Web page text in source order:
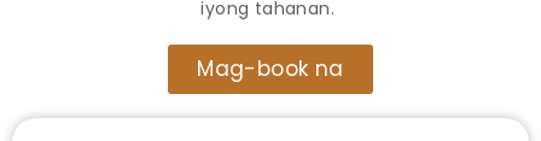
iyong tahanan.
Mag-book na